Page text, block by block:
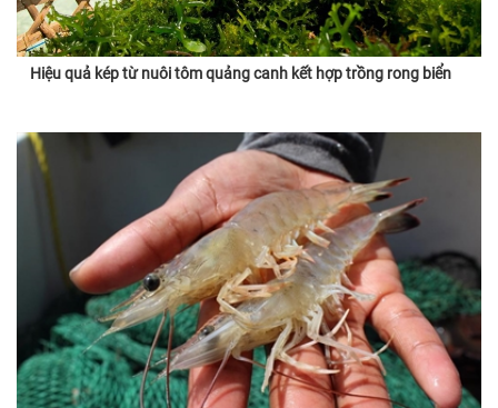
Hiệu quả kép từ nuôi tôm quảng canh kết hợp trồng rong biển